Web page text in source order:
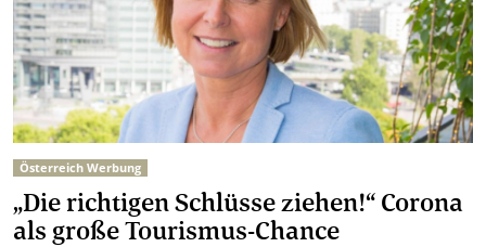
Österreich Werbung
„Die richtigen Schlüsse ziehen!“ Corona
als große Tourismus-Chance